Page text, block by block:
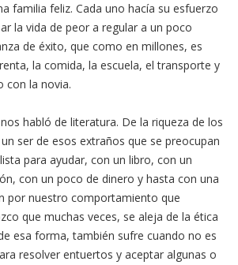
familia feliz. Cada uno hacía su esfuerzo
la vida de peor a regular a un poco
de éxito, que como en millones, es
la comida, la escuela, el transporte y
con la novia.
habló de literatura. De la riqueza de los
ser de esos extraños que se preocupan
para ayudar, con un libro, con un
con un poco de dinero y hasta con una
por nuestro comportamiento que
que muchas veces, se aleja de la ética
esa forma, también sufre cuando no es
resolver entuertos y aceptar algunas o